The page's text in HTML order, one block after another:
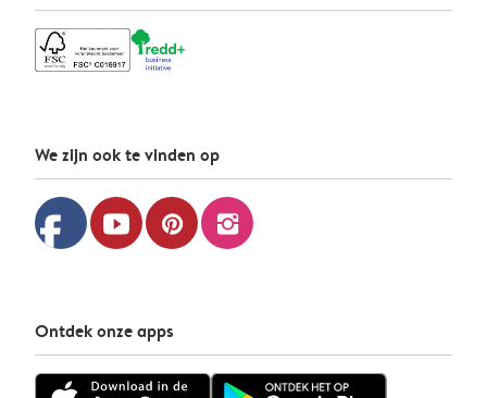
We zijn ook te vinden op
facebook youtube pinterest instagram
Ontdek onze apps